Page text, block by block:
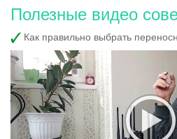
Полезные видео
Как правильно выбрать